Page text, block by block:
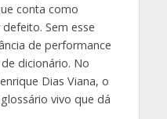
conta como
Sem esse
de performance
dicionário. No
Dias Viana, o
vivo que dá